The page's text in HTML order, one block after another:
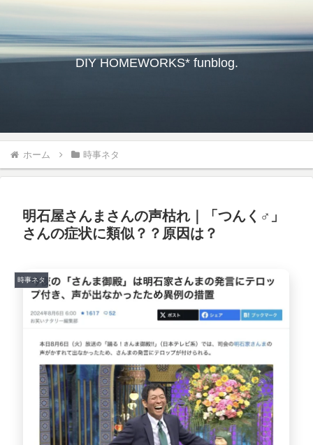
DIY HOMEWORKS* funblog.
ホーム 時事ネタ
明石屋さんまさんの声枯れ｜「つんく♂」
さんの症状に類似？？原因は？
時事ネタ